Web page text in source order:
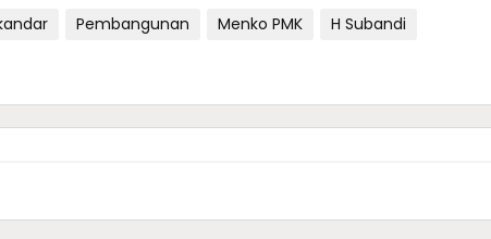
Pembangunan Menko PMK
H Subandi